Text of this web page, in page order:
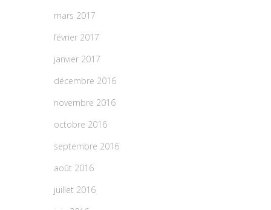
mars 2017
février 2017
janvier 2017
décembre 2016
novembre 2016
octobre 2016
septembre 2016
août 2016
juillet 2016